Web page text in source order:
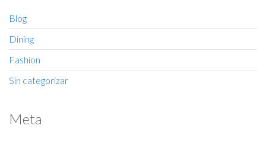
Blog
Dining
Fashion
Sin categorizar
Meta